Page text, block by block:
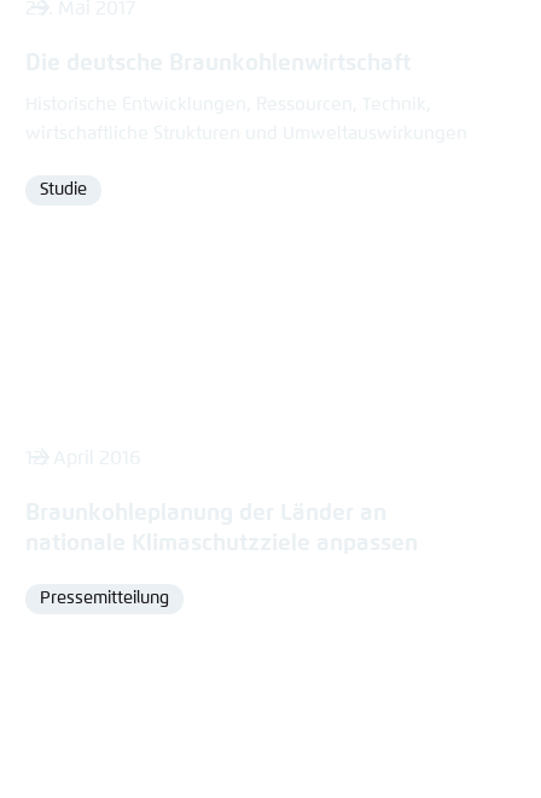
Format
Studie
Format
Pressemitteilung